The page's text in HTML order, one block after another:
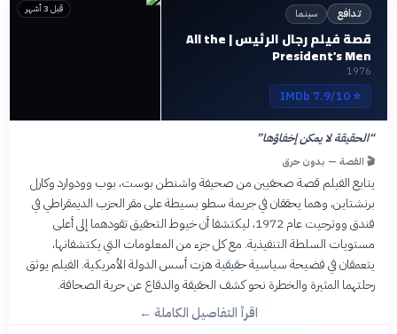
تدافع سينما
قصة فيلم رجال الرئيس | All the
President's Men
1976
⭐
7.9/10 IMDb
قبل 3 أشهر
“الحقيقة لا يمكن إخفاؤها”
🎬 القصة — بدون حرق
يتابع الفيلم قصة صحفيين من صحيفة واشنطن بوست، بوب وودوارد وكارل
برنشتاين، وهما يحققان في جريمة سطو بسيطة على مقر الحزب الديمقراطي في
فندق ووترجيت عام 1972، ليكتشفا أن خيوط التحقيق تقودهما إلى أعلى
مستويات السلطة التنفيذية. مع كل جزء من المعلومات التي يكتشفانها،
يتعمقان في فضيحة سياسية حقيقية هزت أسس الدولة الأمريكية. الفيلم يوثق
رحلتهما المثيرة والخطرة نحو كشف الحقيقة والدفاع عن حرية الصحافة.
اقرأ التفاصيل الكاملة ←